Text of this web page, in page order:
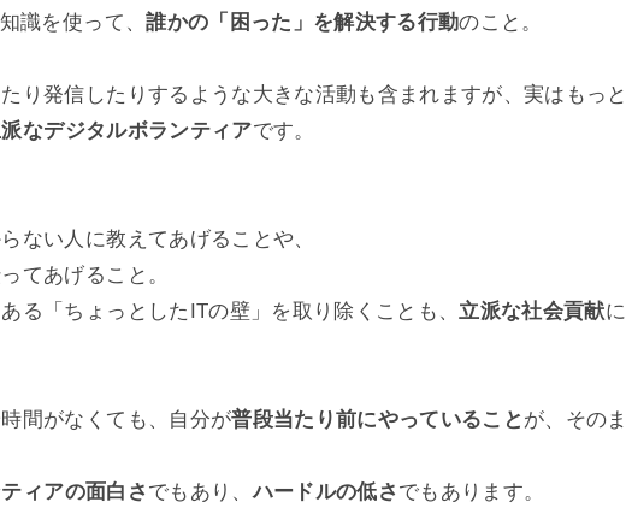
識を使って、誰かの「困った」を解決する行動のこと。
り発信したりするような大きな活動も含まれますが、実はもっと
なデジタルボランティアです。
ない人に教えてあげることや、
てあげること。
る「ちょっとしたITの壁」を取り除くことも、立派な社会貢献に
間がなくても、自分が普段当たり前にやっていること が、そのま
ィアの面白さ でもあり、ハードルの低さ でもあります。